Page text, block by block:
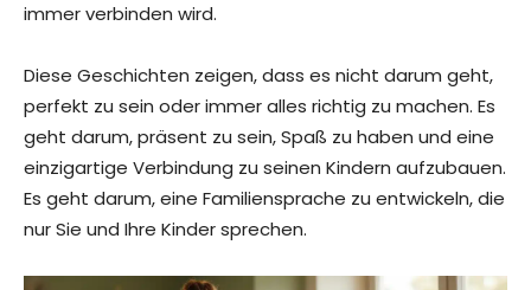
immer verbinden wird.
Diese Geschichten zeigen, dass es nicht darum geht,
perfekt zu sein oder immer alles richtig zu machen. Es
geht darum, präsent zu sein, Spaß zu haben und eine
einzigartige Verbindung zu seinen Kindern aufzubauen.
Es geht darum, eine Familiensprache zu entwickeln, die
nur Sie und Ihre Kinder sprechen.